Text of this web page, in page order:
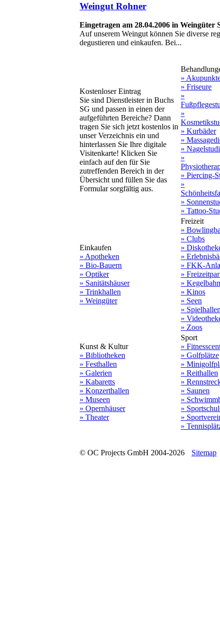
Weingut Rohner
Eingetragen am 28.04.2006 in Weingüter
Auf unserem Weingut können Sie diverse
degustieren und einkaufen. Bei...
Kostenloser Eintrag
Sie sind Dienstleister in Buchs
SG und passen in einen der
aufgeführten Bereiche? Dann
tragen Sie sich jetzt kostenlos in
unser Verzeichnis ein und
hinterlassen Sie Ihre digitale
Visitenkarte! Klicken Sie
einfach auf den für Sie
zutreffenden Bereich in der
Übersicht und füllen Sie das
Formular sorgfältig aus.
»
» Friseure
»
»
» Kurbäder
»
»
»
» Piercing-
»
»
» Tattoo-
Einkaufen
» Apotheken
» Bio-Bauern
» Optiker
» Sanitätshäuser
» Trinkhallen
» Weingüter
Freizeit
»
» Clubs
»
»
» FKK-
»
»
» Kinos
» Seen
»
»
» Zoos
Kunst & Kultur
» Bibliotheken
» Festhallen
» Galerien
» Kabaretts
» Konzerthallen
» Museen
» Opernhäuser
» Theater
Sport
»
» Golfplätze
»
» Reithallen
»
» Saunen
»
»
»
»
© OC Projects GmbH 2004-2026 Sitemap